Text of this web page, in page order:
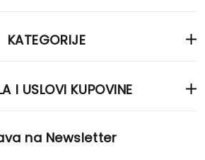
KATEGORIJE
I USLOVI KUPOVINE
na Newsletter